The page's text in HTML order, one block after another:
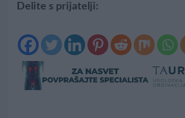
Delite s prijatelji: